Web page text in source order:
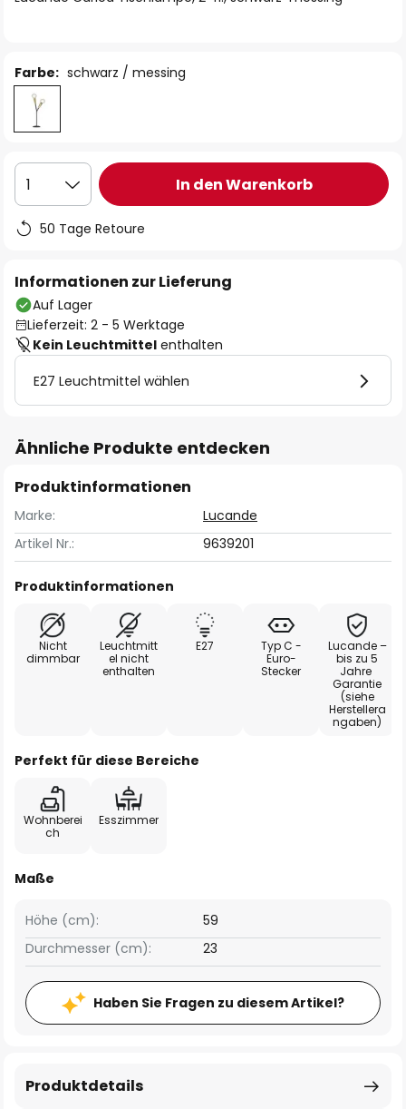
Farbe: schwarz / messing
1 In den Warenkorb
50 Tage Retoure
Informationen zur Lieferung
Auf Lager
Lieferzeit: 2 - 5 Werktage
Kein Leuchtmittel enthalten
E27 Leuchtmittel wählen
Ähnliche Produkte entdecken
Produktinformationen
Marke:
Lucande
Artikel Nr.:
9639201
Produktinformationen
Nicht
dimmbar
Leuchtmitt
el nicht
enthalten
E27
Typ C -
Euro-
Stecker
Lucande –
bis zu 5
Jahre
Garantie
(siehe
Herstellera
ngaben)
Perfekt für diese Bereiche
Wohnberei
ch
Esszimmer
Maße
Höhe (cm):
59
Durchmesser (cm):
23
Haben Sie Fragen zu diesem Artikel?
Produktdetails